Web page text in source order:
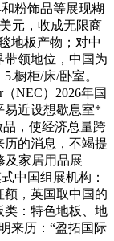
粉饰品等展现糊
元，收成无限商
地板产物；对中
领地位，中国为
橱柜/床/卧室。
NEC）2026年国
易近设想歇息室*
，使经济总量跨
历的消息，不竭提
及家居用品展
中国组展机构：
，英国取中国的
类：特色地板、地
来历：“盈拓国际